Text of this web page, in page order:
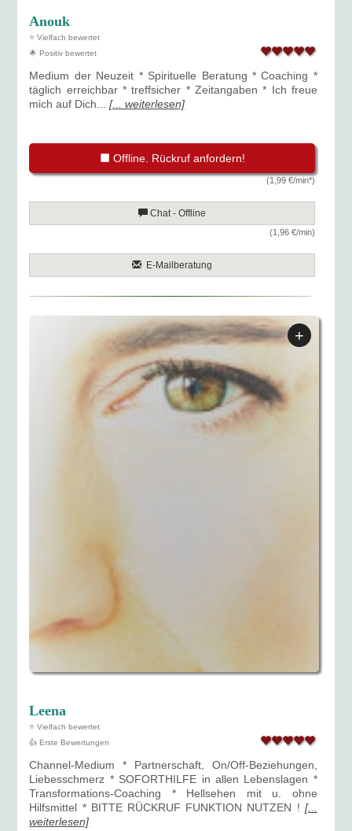
Anouk
⭐ Vielfach bewertet
🌟 Positiv bewertet
Medium der Neuzeit * Spirituelle Beratung * Coaching *
täglich erreichbar * treffsicher * Zeitangaben * Ich freue
mich auf Dich...[... weiterlesen]
Offline. Rückruf anfordern!
(1,99 €/min*)
Chat - Offline
(1,96 €/min)
E-Mailberatung
+
Leena
⭐ Vielfach bewertet
👍 Erste Bewertungen
Channel-Medium * Partnerschaft, On/Off-Beziehungen,
Liebesschmerz * SOFORTHILFE in allen Lebenslagen *
Transformations-Coaching * Hellsehen mit u. ohne
Hilfsmittel * BITTE RÜCKRUF FUNKTION NUTZEN ! [...
weiterlesen]